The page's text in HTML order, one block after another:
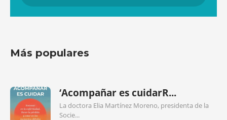
Más populares
‘Acompañar es cuidarR...
La doctora Elia Martínez Moreno, presidenta de la
Socie...